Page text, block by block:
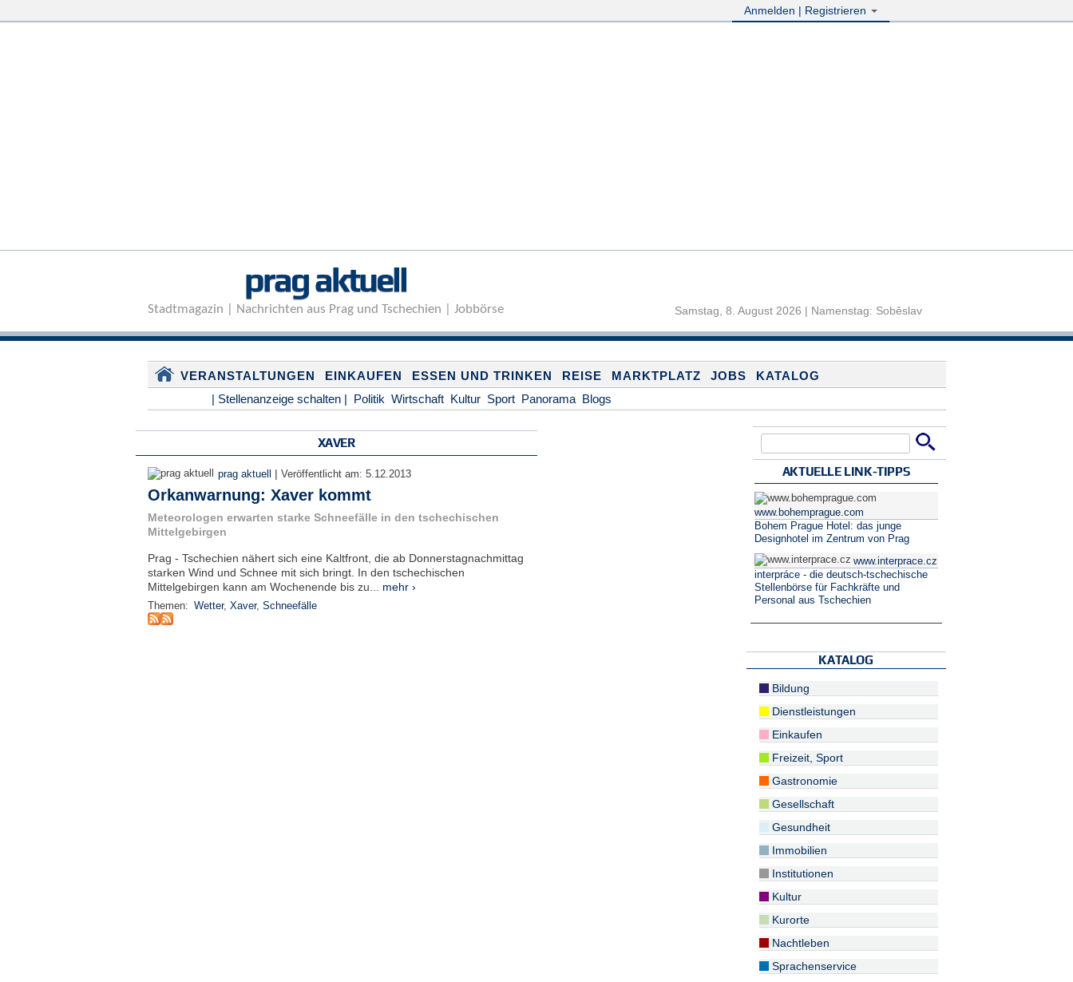
Anmelden | Registrieren
prag aktuell
Stadtmagazin | Nachrichten aus Prag und Tschechien | Jobbörse Samstag, 8. August 2026 | Namenstag: Soběslav
VERANSTALTUNGEN EINKAUFEN ESSEN UND TRINKEN REISE MARKTPLATZ JOBS
KATALOG
| Stellenanzeige schalten | Politik Wirtschaft Kultur Sport Panorama Blogs
XAVER
prag aktuell | Veröffentlicht am: 5.12.2013
Orkanwarnung: Xaver kommt
Meteorologen erwarten starke Schneefälle in den tschechischen
Mittelgebirgen
Prag - Tschechien nähert sich eine Kaltfront, die ab Donnerstagnachmittag
starken Wind und Schnee mit sich bringt. In den tschechischen
Mittelgebirgen kann am Wochenende bis zu... mehr ›
Themen: Wetter, Xaver, Schneefälle
AKTUELLE LINK-TIPPS
www.bohemprague.com
Bohem Prague Hotel: das junge
Designhotel im Zentrum von Prag
www.interprace.cz
interpráce - die deutsch-tschechische
Stellenbörse für Fachkräfte und
Personal aus Tschechien
KATALOG
Bildung
Dienstleistungen
Einkaufen
Freizeit, Sport
Gastronomie
Gesellschaft
Gesundheit
Immobilien
Institutionen
Kultur
Kurorte
Nachtleben
Sprachenservice